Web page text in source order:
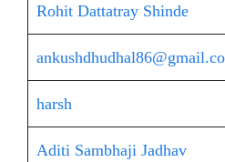
Rohit Dattatray Shinde
harsh
Aditi Sambhaji Jadhav